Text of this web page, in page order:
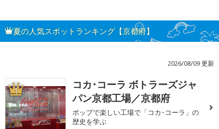
夏の人気スポットランキング【京都府】
2026/08/09 更新
1
コカ･コーラ ボトラーズジャ
パン京都工場／京都府
ポップで楽しい工場で「コカ･コーラ」の
歴史を学ぶ